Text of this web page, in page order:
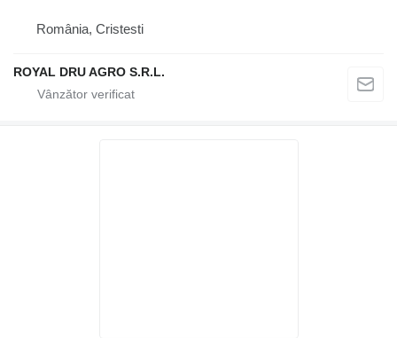
România, Cristesti
ROYAL DRU AGRO S.R.L.